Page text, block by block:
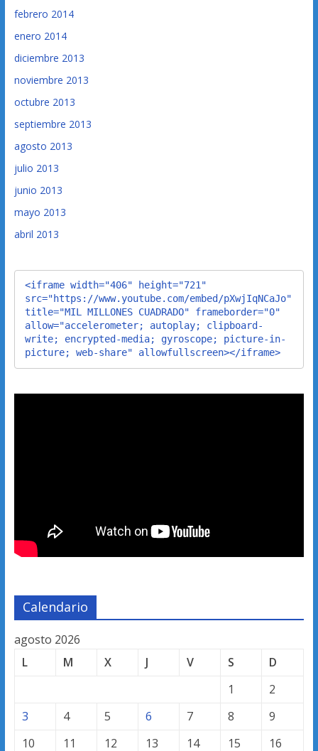
febrero 2014
enero 2014
diciembre 2013
noviembre 2013
octubre 2013
septiembre 2013
agosto 2013
julio 2013
junio 2013
mayo 2013
abril 2013
<iframe width="406" height="721"
src="https://www.youtube.com/embed/pXwjIqNCaJo"
title="MIL MILLONES CUADRADO" frameborder="0"
allow="accelerometer; autoplay; clipboard-
write; encrypted-media; gyroscope; picture-in-
picture; web-share" allowfullscreen></iframe>
Calendario
agosto 2026
L
M X J V S
D
1
2
3
4 5 6 7 8
9
10
11 12 13 14 15 16